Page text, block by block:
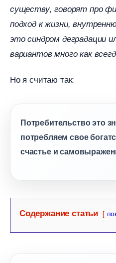
существу, говорят про
подход к жизни,
это синдром деградации
ариантов много как
Но я считаю так:
Потребительство это
потребляем свое
счастье и
Содержание статьи